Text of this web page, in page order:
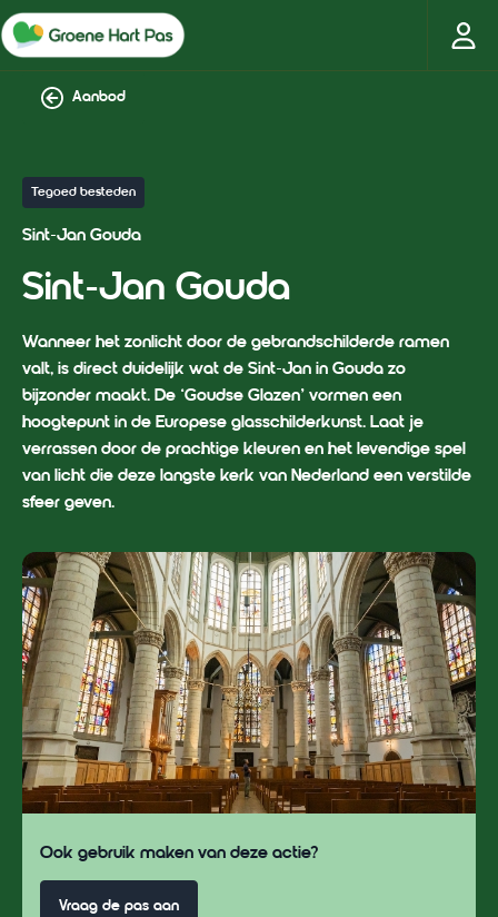
Aanbod
Tegoed besteden
Sint-Jan Gouda
Sint-Jan Gouda
Wanneer het zonlicht door de gebrandschilderde ramen
valt, is direct duidelijk wat de Sint-Jan in Gouda zo
bijzonder maakt. De ‘Goudse Glazen’ vormen een
hoogtepunt in de Europese glasschilderkunst. Laat je
verrassen door de prachtige kleuren en het levendige spel
van licht die deze langste kerk van Nederland een verstilde
sfeer geven.
Ook gebruik maken van deze actie?
Vraag de pas aan